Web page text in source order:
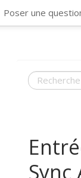
Poser une
Sync